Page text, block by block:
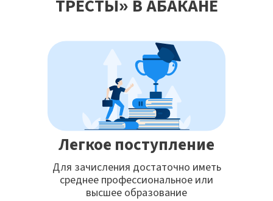
ТРЕСТЫ» В АБАКАНЕ
Легкое поступление
Для зачисления достаточно иметь
среднее профессиональное или
высшее образование